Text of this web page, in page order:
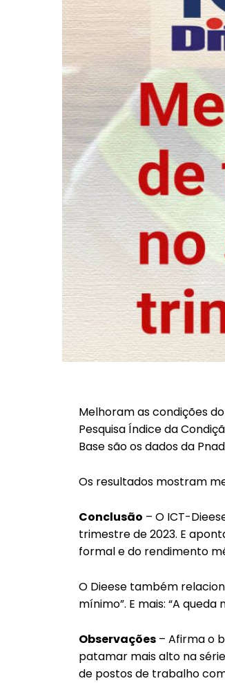
Melhoram as condições
Pesquisa Índice da
Base são os dados da
Os resultados mostram
Conclusão – O ICT-
trimestre de 2023. E
formal e do rendimento
O Dieese também
mínimo”. E mais: “A
Observações – Afirma o
patamar mais alto na
de postos de trabalho